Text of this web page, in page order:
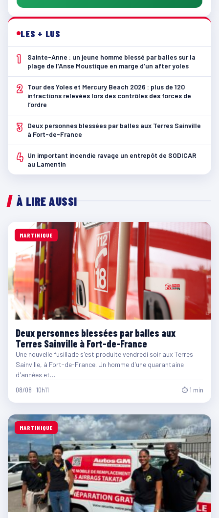
LES + LUS
1
Sainte-Anne : un jeune homme blessé par balles sur la
plage de l’Anse Moustique en marge d’un after yoles
2
Tour des Yoles et Mercury Beach 2026 : plus de 120
infractions relevées lors des contrôles des forces de
l’ordre
3
Deux personnes blessées par balles aux Terres Sainville
à Fort-de-France
4 Un important incendie ravage un entrepôt de SODICAR
au Lamentin
À LIRE AUSSI
MARTINIQUE
Deux personnes blessées par balles aux
Terres Sainville à Fort-de-France
Une nouvelle fusillade s'est produite vendredi soir aux Terres
Sainville, à Fort-de-France. Un homme d'une quarantaine
d'années et…
08/08 · 10h11 ⏱ 1 min
MARTINIQUE